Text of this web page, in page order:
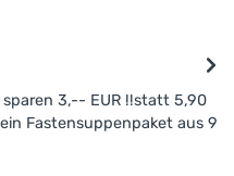
3,-- EUR !!statt 5,90
Fastensuppenpaket aus 9